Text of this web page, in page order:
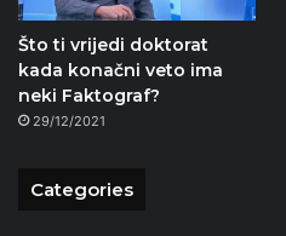
Što ti vrijedi doktorat
kada konačni veto ima
neki Faktograf?
29/12/2021
Categories